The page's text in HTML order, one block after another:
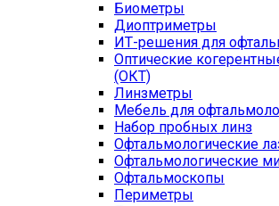
Биометры
Диоптриметры
ИТ-решения для
Оптические
(ОКТ)
Линзметры
Мебель для
Набор пробных линз
Офтальмологические
Офтальмологические
Офтальмоскопы
Периметры